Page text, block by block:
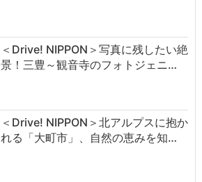
＜Drive! NIPPON＞写真に残したい絶
景！三豊～観音寺のフォトジェニ…
＜Drive! NIPPON＞北アルプスに抱か
れる「大町市」、自然の恵みを知…